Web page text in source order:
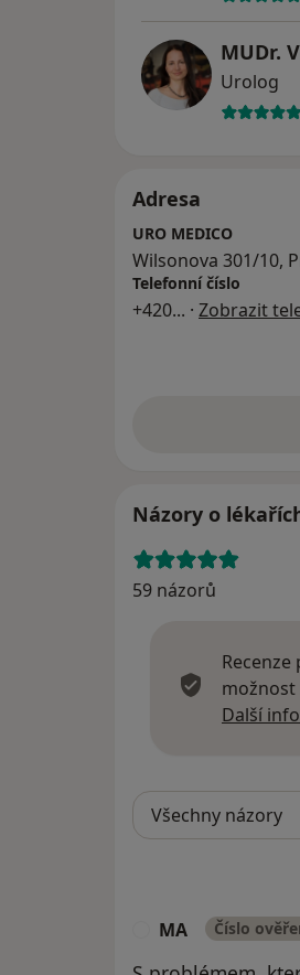
MUDr.
Urolog
Adresa
URO MEDICO
Wilsonova 301/10,
Telefonní číslo
+420... · Zobrazit
Názory o
59 názorů
možnost
Další
MA Číslo